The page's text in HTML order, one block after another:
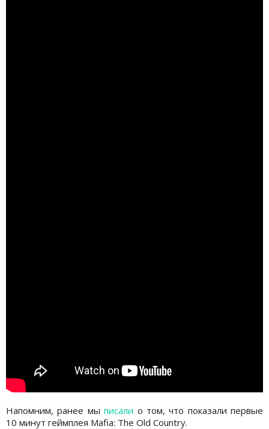
Напомним, ранее мыписали о том, что показали первые
10 минут геймплея Mafia: The Old Country.